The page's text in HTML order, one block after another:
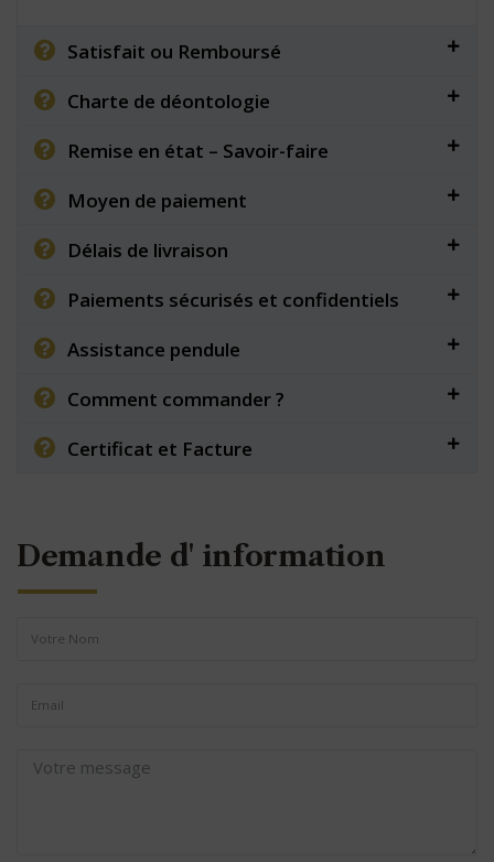
Satisfait ou Remboursé
Charte de déontologie
Remise en état – Savoir-faire
Moyen de paiement
Délais de livraison
Paiements sécurisés et confidentiels
Assistance pendule
Comment commander ?
Certificat et Facture
Demande d' information